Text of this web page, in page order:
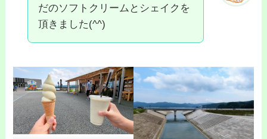
だのソフトクリームとシェイクを
頂きました(^^)